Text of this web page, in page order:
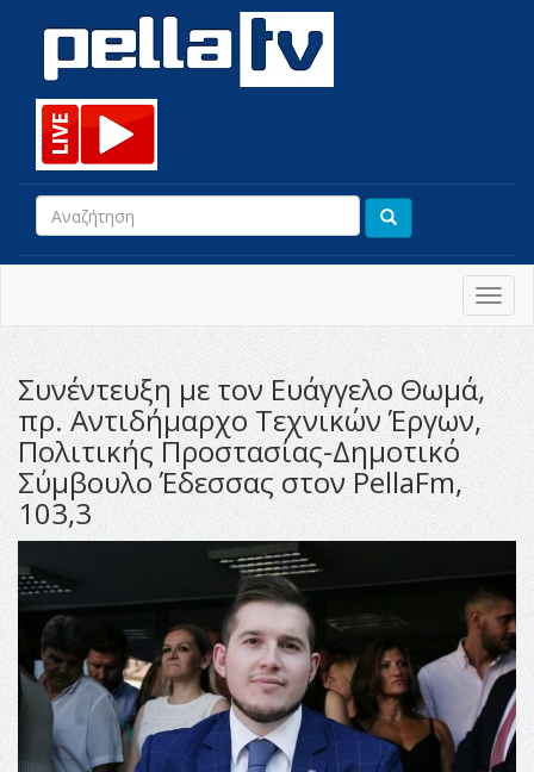
Συνέντευξη με τον Ευάγγελο Θωμά,
πρ. Αντιδήμαρχο Τεχνικών Έργων,
Πολιτικής Προστασίας-Δημοτικό
Σύμβουλο Έδεσσας στον PellaFm,
103,3